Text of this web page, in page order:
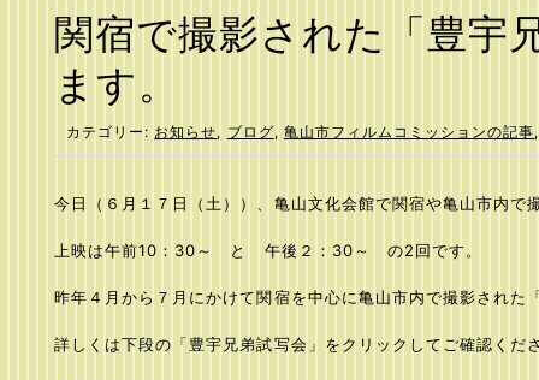
関宿で撮影された「豊宇
ます。
カテゴリー: お知らせ, ブログ, 亀山市フィルムコミッションの記事
今日（６月１７日（土））、亀山文化会館で関宿や亀山市内で
上映は午前10：30～ と 午後２：30～ の2回です。
昨年４月から７月にかけて関宿を中心に亀山市内で撮影された
詳しくは下段の「豊宇兄弟試写会」をクリックしてご確認くだ